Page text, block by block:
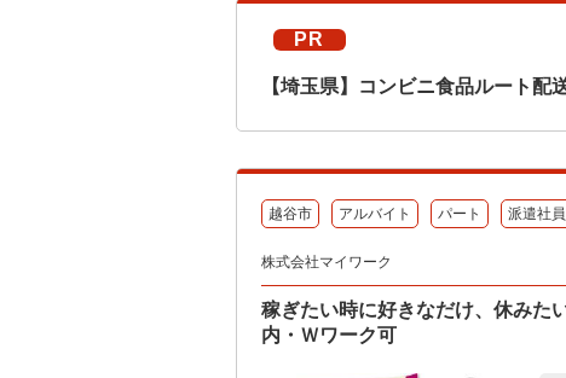
PR
【埼玉県】コンビニ食品ルート
越谷市 アルバイト パート 派遣社員
株式会社マイワーク
稼ぎたい時に好きなだけ、休みた
内・Ｗワーク可